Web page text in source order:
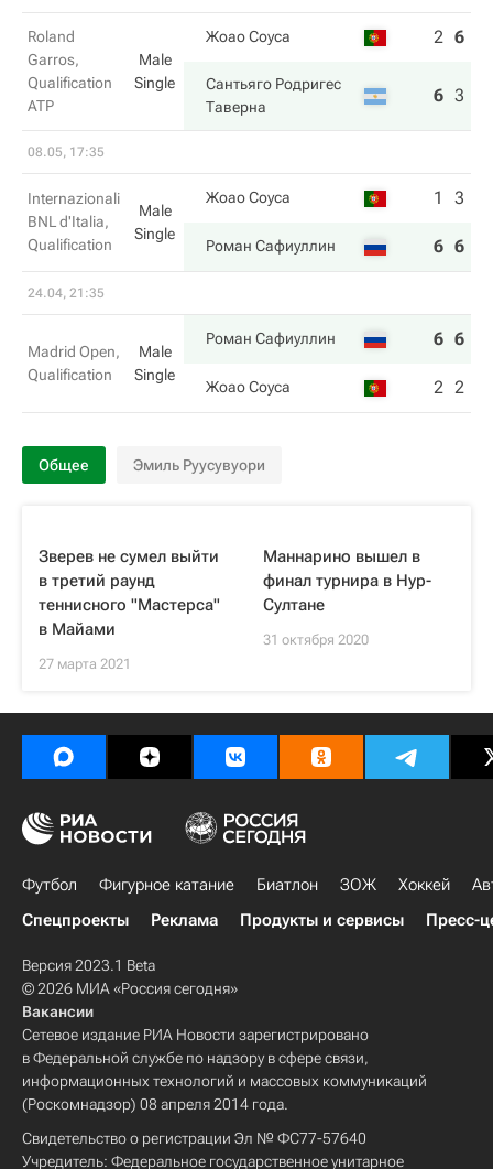
Roland
Garros,
Qualification
ATP
Male
Single
Жоао Соуса 2 6
Сантьяго Родригес
Таверна
6 3
08.05, 17:35
Internazionali
BNL d'Italia,
Qualification
Male
Single
Жоао Соуса 1 3
Роман Сафиуллин 6 6
24.04, 21:35
Madrid Open,
Qualification
Male
Single
Роман Сафиуллин 6 6
Жоао Соуса 2 2
Общее Эмиль Руусувуори
Зверев не сумел выйти
в третий раунд
теннисного "Мастерса"
в Майами
27 марта 2021
Маннарино вышел в
финал турнира в Нур-
Султане
31 октября 2020
Футбол Фигурное катание Биатлон ЗОЖ Хоккей
Спецпроекты
Реклама Продукты и сервисы Пресс-
Версия 2023.1 Beta
© 2026 МИА «Россия сегодня»
Вакансии
Сетевое издание РИА Новости зарегистрировано
в Федеральной службе по надзору в сфере связи,
информационных технологий и массовых коммуникаций
(Роскомнадзор) 08 апреля 2014 года.
Свидетельство о регистрации Эл № ФС77-57640
Учредитель: Федеральное государственное унитарное